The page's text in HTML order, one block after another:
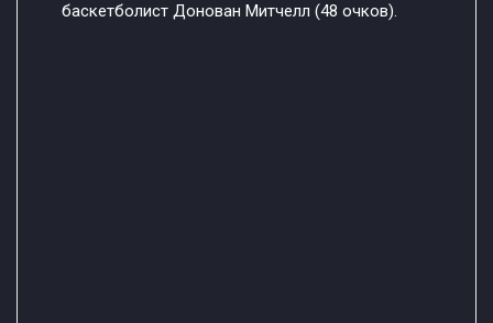
баскетболист Донован Митчелл (48 очков).